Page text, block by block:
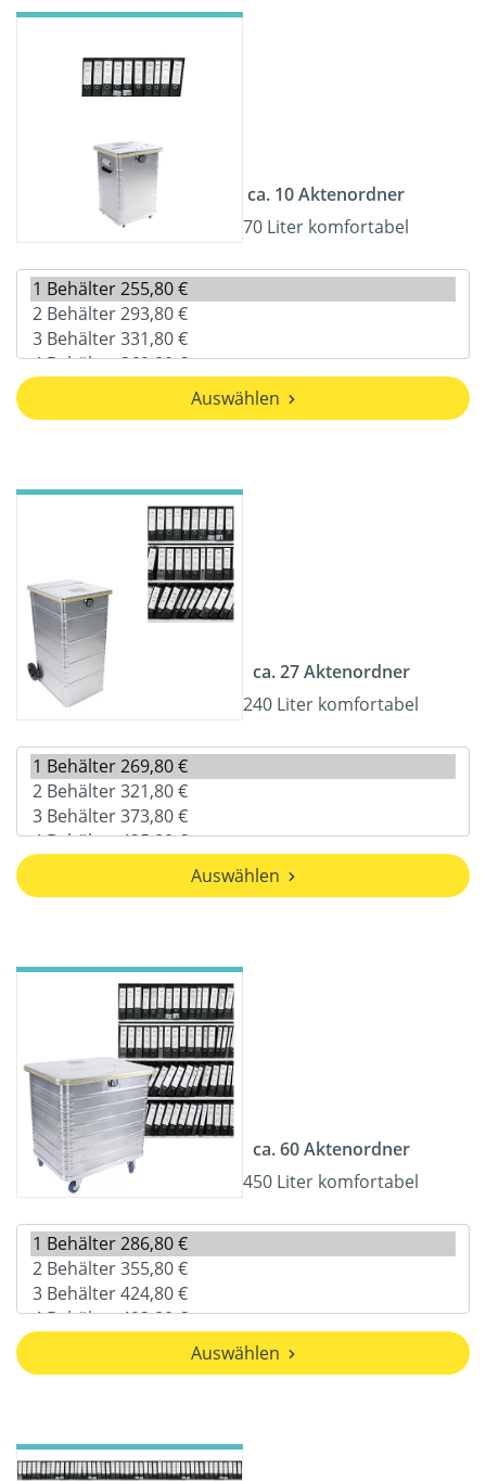
ca. 10 Aktenordner
70 Liter komfortabel
Auswählen
ca. 27 Aktenordner
240 Liter komfortabel
Auswählen
ca. 60 Aktenordner
450 Liter komfortabel
Auswählen